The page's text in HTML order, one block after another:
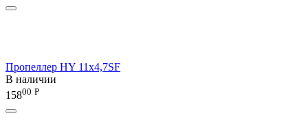
Пропеллер HY 11x4,7SF
В наличии
15800 Р